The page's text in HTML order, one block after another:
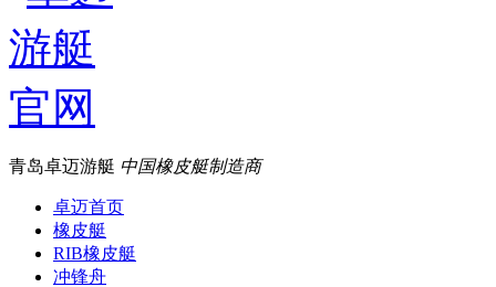
青岛卓迈游艇 中国橡皮艇制造商
卓迈首页
橡皮艇
RIB橡皮艇
冲锋舟